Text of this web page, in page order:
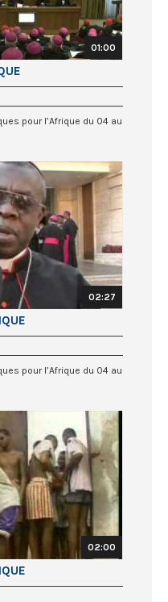
01:00
pour l’Afrique du 04 au
02:27
pour l’Afrique du 04 au
02:00